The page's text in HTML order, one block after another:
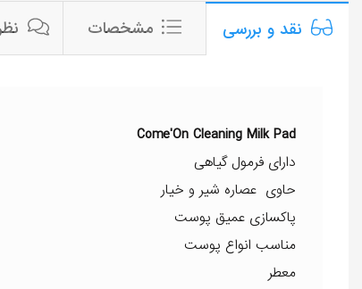
نقد و بررسی مشخصات
Come'On Cleaning Milk Pad
دارای فرمول گیاهی
حاوی عصاره شیر و خیار
پاکسازی عمیق پوست
مناسب انواع پوست
معطر